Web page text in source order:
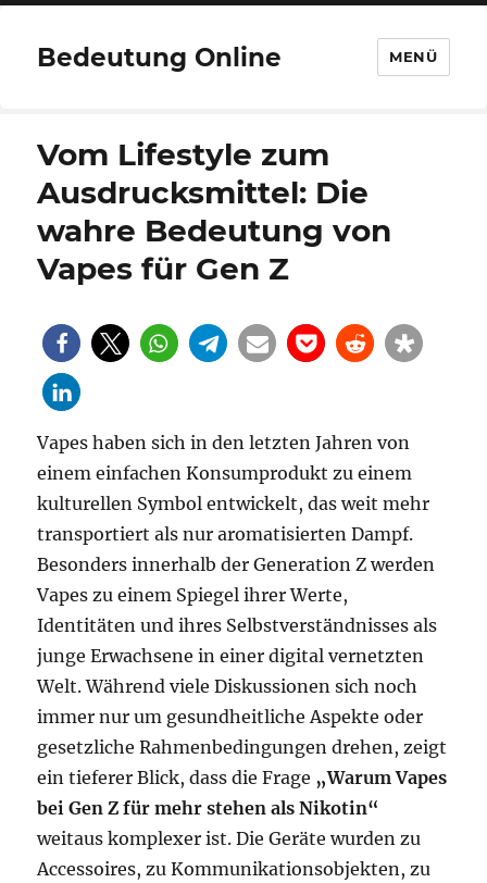
Bedeutung Online MENÜ
Vom Lifestyle zum
Ausdrucksmittel: Die
wahre Bedeutung von
Vapes für Gen Z
Vapes haben sich in den letzten Jahren von
einem einfachen Konsumprodukt zu einem
kulturellen Symbol entwickelt, das weit mehr
transportiert als nur aromatisierten Dampf.
Besonders innerhalb der Generation Z werden
Vapes zu einem Spiegel ihrer Werte,
Identitäten und ihres Selbstverständnisses als
junge Erwachsene in einer digital vernetzten
Welt. Während viele Diskussionen sich noch
immer nur um gesundheitliche Aspekte oder
gesetzliche Rahmenbedingungen drehen, zeigt
ein tieferer Blick, dass die Frage „Warum Vapes
bei Gen Z für mehr stehen als Nikotin“
weitaus komplexer ist. Die Geräte wurden zu
Accessoires, zu Kommunikationsobjekten, zu